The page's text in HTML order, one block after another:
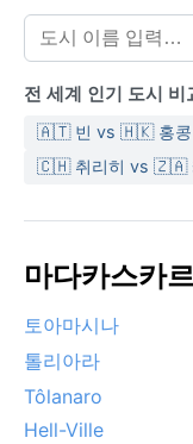
전 세계 인기 도시 비
🇦🇹 빈 vs 🇭🇰 홍콩
🇨🇭 취리히 vs 🇿🇦
마다카스카
토아마시나
톨리아라
Tôlanaro
Hell-Ville